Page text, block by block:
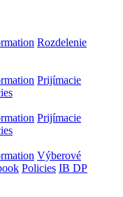
Rozdelenie
Prijímacie
Prijímacie
Výberové
Policies IB DP